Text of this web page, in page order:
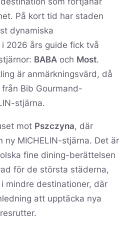
På kort tid har staden
dynamiska
2026 års guide fick två
BABA och Most.
är anmärkningsvärd, då
Bib Gourmand-
stjärna.
mot Pszczyna, där
ny MICHELIN-stjärna. Det är
fine dining-berättelsen
för de största städerna,
mindre destinationer, där
att upptäcka nya